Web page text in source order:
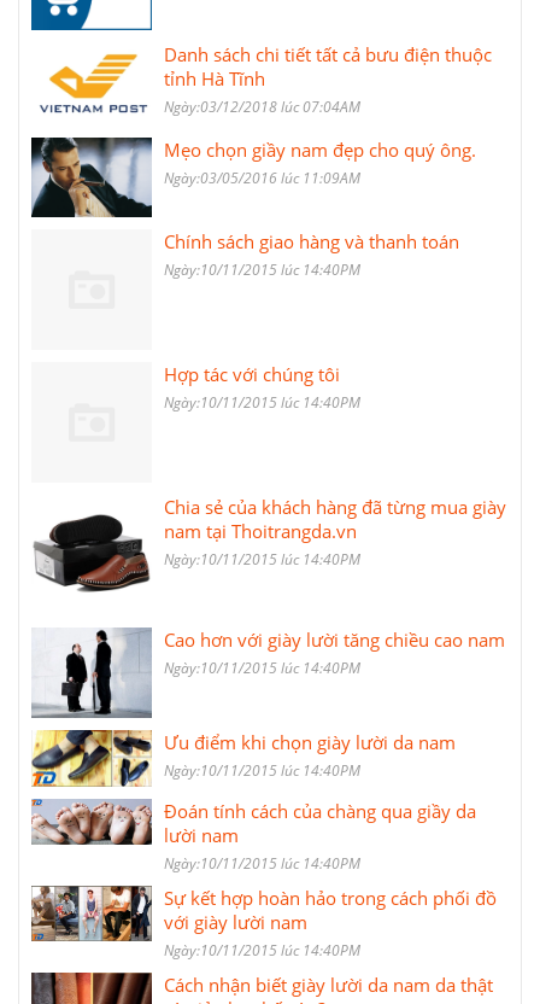
Danh sách chi tiết tất cả bưu điện thuộc
tỉnh Hà Tĩnh
Ngày:03/12/2018 lúc 07:04AM
Mẹo chọn giầy nam đẹp cho quý ông.
Ngày:03/05/2016 lúc 11:09AM
Chính sách giao hàng và thanh toán
Ngày:10/11/2015 lúc 14:40PM
Hợp tác với chúng tôi
Ngày:10/11/2015 lúc 14:40PM
Chia sẻ của khách hàng đã từng mua giày
nam tại Thoitrangda.vn
Ngày:10/11/2015 lúc 14:40PM
Cao hơn với giày lười tăng chiều cao nam
Ngày:10/11/2015 lúc 14:40PM
Ưu điểm khi chọn giày lười da nam
Ngày:10/11/2015 lúc 14:40PM
Đoán tính cách của chàng qua giầy da
lười nam
Ngày:10/11/2015 lúc 14:40PM
Sự kết hợp hoàn hảo trong cách phối đồ
với giày lười nam
Ngày:10/11/2015 lúc 14:40PM
Cách nhận biết giày lười da nam da thật